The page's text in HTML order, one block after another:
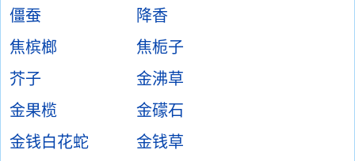
僵蚕
降香
焦槟榔
焦栀子
芥子
金沸草
金果榄
金礞石
金钱白花蛇
金钱草